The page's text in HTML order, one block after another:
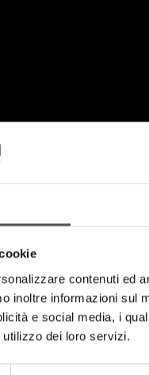
contenuti ed
inoltre informazioni sul
e social media, i
dei loro servizi.
partire direttamente
Allegro”